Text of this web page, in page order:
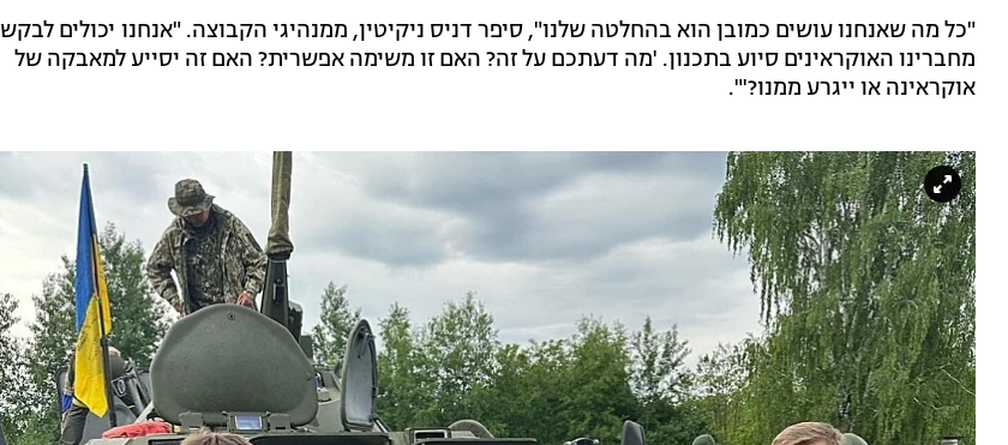
"כל מה שאנחנו עושים כמובן הוא בהחלטה שלנו", סיפר דניס ניקיטין, ממנהיגי הקבוצה. "אנחנו יכולים לבקש
מחברינו האוקראינים סיוע בתכנון. 'מה דעתכם על זה? האם זו משימה אפשרית? האם זה יסייע למאבקה של
אוקראינה או ייגרע ממנו?'".